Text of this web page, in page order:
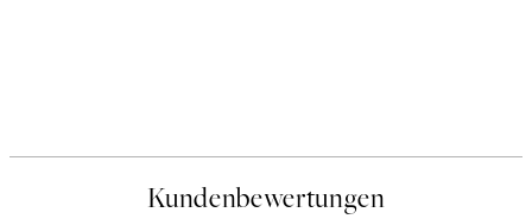
Kundenbewertungen